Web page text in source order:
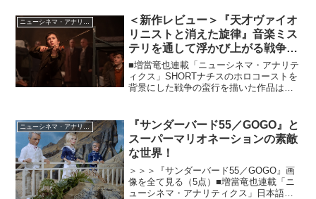
てに自身の主演でのリメイクを熱望し、
かくして同監督に...
ニューシネマ・アナリティクス
＜新作レビュー＞『天才ヴァイオ
リニストと消えた旋律』音楽ミス
テリを通して浮かび上がる戦争の
蛮行と神への信仰
■増當竜也連載「ニューシネマ・アナリテ
ィクス」SHORTナチスのホロコーストを
背景にした戦争の蛮行を描いた作品は昔
の域に留まらず、神と信仰の領域にまで
ぐっと踏み込むと...
ニューシネマ・アナリティクス
『サンダーバード55／GOGO』と
スーパーマリオネーションの素敵
な世界！
＞＞＞『サンダーバード55／GOGO』画
像を全て見る（5点）■増當竜也連載「ニ
ューシネマ・アナリティクス」日本語劇